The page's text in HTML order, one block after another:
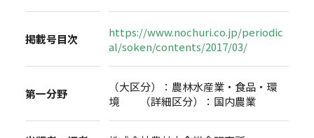
掲載号目次
https://www.nochuri.co.jp/periodic
al/soken/contents/2017/03/
第一分野
（大区分）：農林水産業・食品・環
境 （詳細区分）：国内農業